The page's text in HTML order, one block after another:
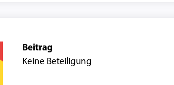
Beitrag
Keine Beteiligung